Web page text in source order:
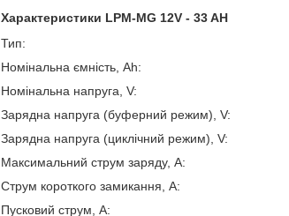
Характеристики LPM-MG 12V - 33 AH
Номінальна
Номінальна
Зарядна напруга (буферний
Зарядна напруга (циклічний
Максимальний струм
Струм короткого
Пусковий